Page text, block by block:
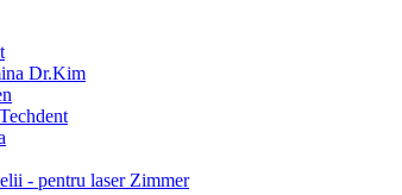
Dr.Kim
- pentru laser Zimmer